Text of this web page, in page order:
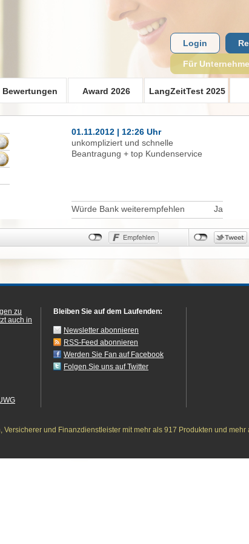
Bewertungen Award 2026 LangZeitTest 2025
Login
Für
01.11.2012 | 12:26 Uhr
unkompliziert und schnelle
Beantragung + top Kundenservice
Würde Bank weiterempfehlen Ja
zu
auch in
Bleiben Sie auf dem Laufenden:
Newsletter abonnieren
RSS-Feed abonnieren
Werden Sie Fan auf Facebook
Folgen Sie uns auf Twitter
und Finanzdienstleister mit mehr als 917 Produkten und mehr